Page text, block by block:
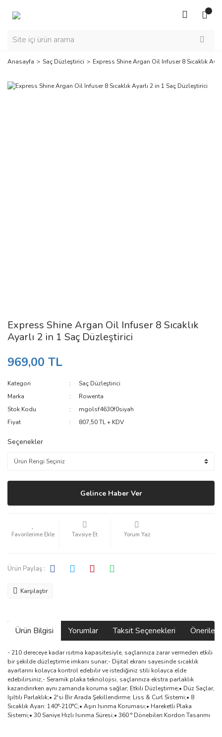
Anasayfa Saç Düzleştirici Express Shine Argan Oil Infuser 8 Sıcaklık
Express Shine Argan Oil Infuser 8 Sıcaklık
Ayarlı 2 in 1 Saç Düzleştirici
969,00 TL
Kategori
Saç Düzleştirici
Marka
Rowenta
Stok Kodu
mgolsf4630f0siyah
Fiyat
807,50 TL + KDV
Seçenekler
Gelince Haber Ver
Tavsiye Et Yorum Yaz
Ürün Paylaş :
Karşılaştır
Ürün Bilgisi Yorumlar Taksit Seçenekleri
- 210 dereceye kadar ısıtma kapasitesiyle, saçlarınıza zarar vermeden etkili
bir şekilde düzleştirme imkanı sunar;- Dijital ekranı sayesinde sıcaklık
ayarlarını kolayca kontrol edebilir ve istediğiniz stili kolayca elde
edebilirsiniz;- Seramik plaka teknolojisi, saçlarınıza ekstra parlaklık
kazandırırken aynı zamanda koruma sağlar; Etkili Düzleştirme;• Düz Saçlar,
Işıltılı Parlaklık;• 2'si Bir Arada Şekillendirme: Liss & Curl Sistemi;• 8
Sıcaklık Ayarı: 140°-210°C;• Aşırı Isınma Koruması;• Hareketli Plaka
Sistemi;• 30 Saniye Hızlı Isınma Süresi;• 360 ° Dönebilen Kordon Tasarımı